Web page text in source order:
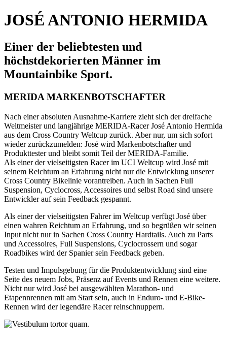
JOSÉ ANTONIO HERMIDA
Einer der beliebtesten und
höchstdekorierten Männer im
Mountainbike Sport.
MERIDA MARKENBOTSCHAFTER
Nach einer absoluten Ausnahme-Karriere zieht sich der dreifache
Weltmeister und langjährige MERIDA-Racer José Antonio Hermida
aus dem Cross Country Weltcup zurück. Aber nur, um sich sofort
wieder zurückzumelden: José wird Markenbotschafter und
Produkttester und bleibt somit Teil der MERIDA-Familie.
Als einer der vielseitigsten Racer im UCI Weltcup wird José mit
seinem Reichtum an Erfahrung nicht nur die Entwicklung unserer
Cross Country Bikelinie vorantreiben. Auch in Sachen Full
Suspension, Cyclocross, Accessoires und selbst Road sind unsere
Entwickler auf sein Feedback gespannt.
Als einer der vielseitigsten Fahrer im Weltcup verfügt José über
einen wahren Reichtum an Erfahrung, und so begrüßen wir seinen
Input nicht nur in Sachen Cross Country Hardtails. Auch zu Parts
und Accessoires, Full Suspensions, Cyclocrossern und sogar
Roadbikes wird der Spanier sein Feedback geben.
Testen und Impulsgebung für die Produktentwicklung sind eine
Seite des neuem Jobs, Präsenz auf Events und Rennen eine weitere.
Nicht nur wird José bei ausgewählten Marathon- und
Etapennrennen mit am Start sein, auch in Enduro- und E-Bike-
Rennen wird der legendäre Racer reinschnuppern.